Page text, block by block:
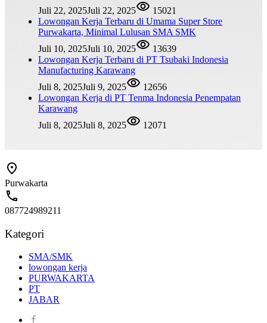
Juli 22, 2025Juli 22, 2025
15021
Lowongan Kerja Terbaru di Umama Super Store
Purwakarta, Minimal Lulusan SMA SMK
Juli 10, 2025Juli 10, 2025
13639
Lowongan Kerja Terbaru di PT Tsubaki Indonesia
Manufacturing Karawang
Juli 8, 2025Juli 9, 2025
12656
Lowongan Kerja di PT Tenma Indonesia Penempatan
Karawang
Juli 8, 2025Juli 8, 2025 12071
Purwakarta
087724989211
Kategori
SMA/SMK
lowongan kerja
PURWAKARTA
PT
JABAR